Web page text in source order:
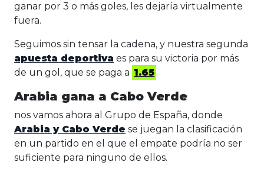
ganar por 3 o más goles, les dejaría virtualmente
fuera.
Seguimos sin tensar la cadena, y nuestra segunda
apuesta deportiva es para su victoria por más
de un gol, que se paga a 1.65 .
Arabia gana a Cabo Verde
nos vamos ahora al Grupo de España, donde
Arabia y Cabo Verde se juegan la clasificación
en un partido en el que el empate podría no ser
suficiente para ninguno de ellos.